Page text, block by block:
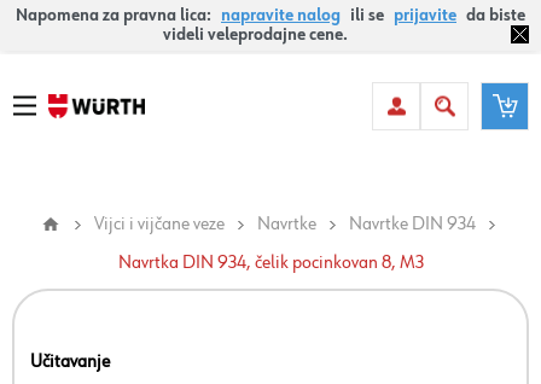
Napomena za pravna lica: napravite nalog ili se prijavite da biste
videli veleprodajne cene.
Vijci i vijčane veze Navrtke
Navrtke DIN 934
Navrtka DIN 934, čelik pocinkovan 8, M3
Učitavanje